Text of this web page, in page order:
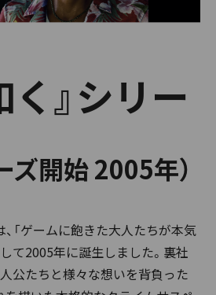
く』シリー
ズ開始 2005年）
、「ゲームに飽きた大人たちが本気
て2005年に誕生しました。裏社
公たちと様々な想いを背負った